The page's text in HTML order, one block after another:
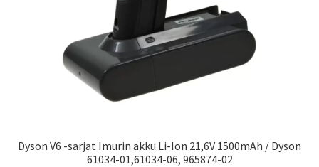
Dyson V6 -sarjat Imurin akku Li-Ion 21,6V 1500mAh / Dyson
61034-01,61034-06, 965874-02